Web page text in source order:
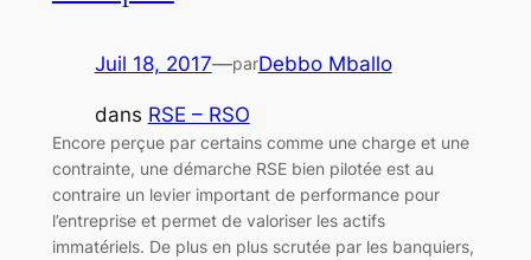
Juil 18, 2017—parDebbo Mballo
dans RSE – RSO
Encore perçue par certains comme une charge et une
contrainte, une démarche RSE bien pilotée est au
contraire un levier important de performance pour
l’entreprise et permet de valoriser les actifs
immatériels. De plus en plus scrutée par les banquiers,